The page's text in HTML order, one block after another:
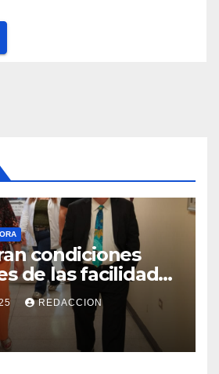
condiciones
de las facilidades
de la Salud
REDACCION